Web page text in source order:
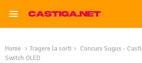
Home Tragere la sorti
Concurs Sugus -
Switch OLED